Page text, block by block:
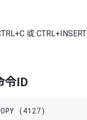
或 CTRL+INSERT
令ID